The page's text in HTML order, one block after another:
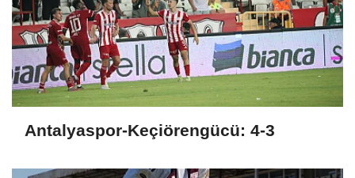
Antalyaspor-Keçiörengücü: 4-3